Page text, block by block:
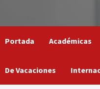
Portada Académicas
De Vacaciones